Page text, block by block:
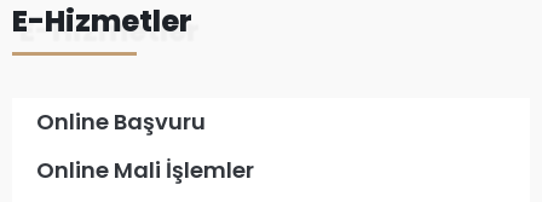
E-Hizmetler
Online Başvuru
Online Mali İşlemler